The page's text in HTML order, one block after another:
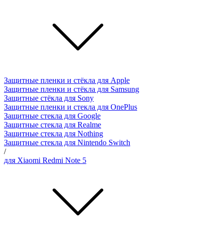
Защитные пленки и стёкла для Apple
Защитные пленки и стёкла для Samsung
Защитные стёкла для Sony
Защитные пленки и стекла для OnePlus
Защитные стекла для Google
Защитные стекла для Realme
Защитные стекла для Nothing
Защитные стекла для Nintendo Switch
/
для Xiaomi Redmi Note 5